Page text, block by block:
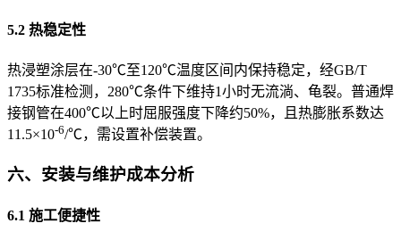
5.2 热稳定性
热浸塑涂层在-30℃至120℃温度区间内保持稳定，经GB/T
1735标准检测，280℃条件下维持1小时无流淌、龟裂。普通焊
接钢管在400℃以上时屈服强度下降约50%，且热膨胀系数达
11.5×10-6/℃，需设置补偿装置。
六、安装与维护成本分析
6.1 施工便捷性